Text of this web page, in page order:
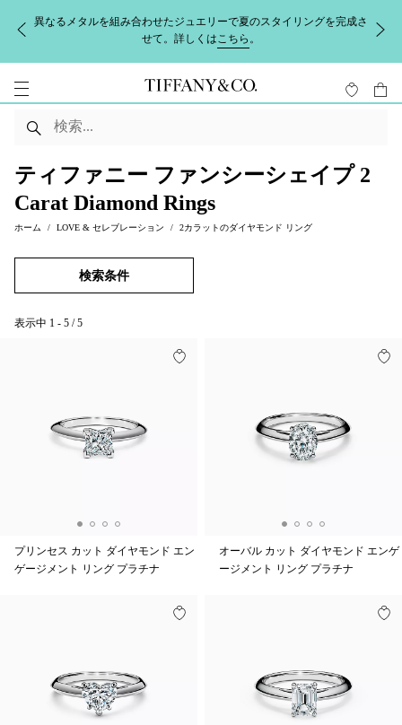
異なるメタルを組み合わせたジュエリーで夏のスタイリングを完成さ
せて。詳しくはこちら 。
ティファニー ファンシーシェイプ 2
Carat Diamond Rings
ホーム LOVE & セレブレーション 2カラットのダイヤモンド リング
検索条件
表示中 1 - 5 / 5
プリンセス カット ダイヤモンド エン
ゲージメント リング プラチナ
オーバル カット ダイヤモンド エンゲ
ージメント リング プラチナ